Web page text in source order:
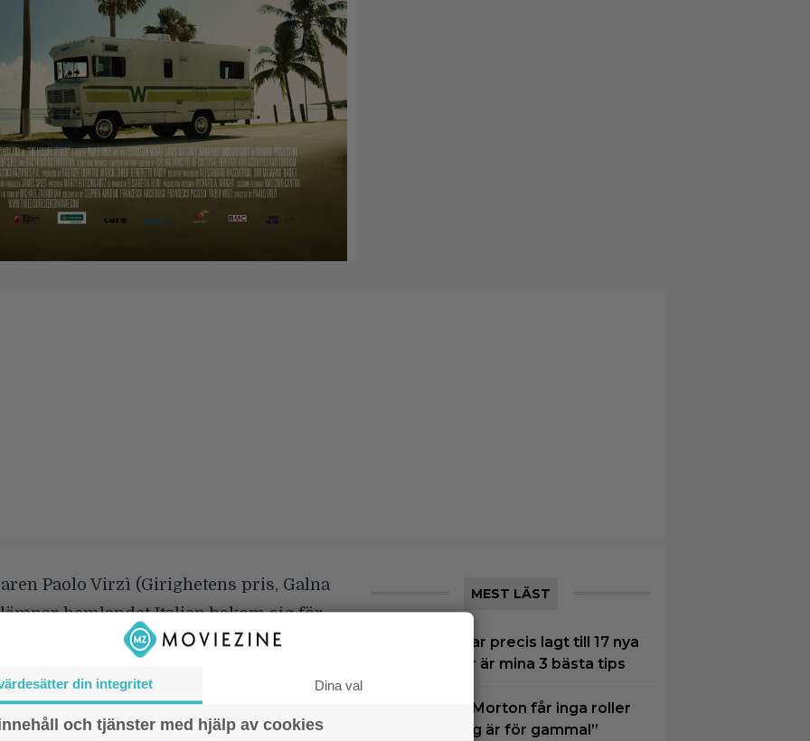
Paolo Virzì (Girighetens pris, Galna
hemlandet Italien bakom sig för
ut Helen Mirren och Donald Sutherland
vägarna i sin första
film baserad på en bok av
Stjärnduon spelar här det
MEST LÄST
SVT Play har precis lagt till 17 nya
filmer – här är mina 3 bästa tips
Samantha Morton får inga roller
längre: ”Jag är för gammal”
din integritet Dina val
och tjänster med hjälp av cookies